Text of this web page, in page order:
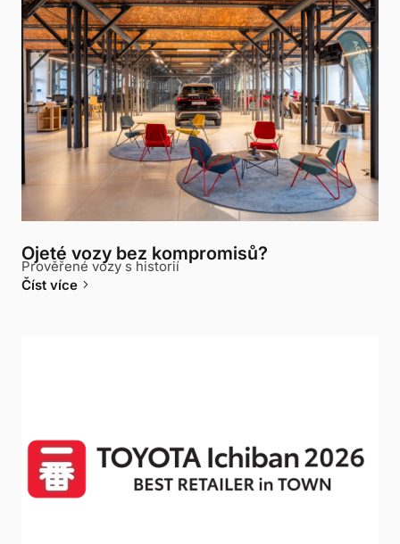
Ojeté vozy bez kompromisů?
Prověřené vozy s historií
Číst více keyboard_arrow_right